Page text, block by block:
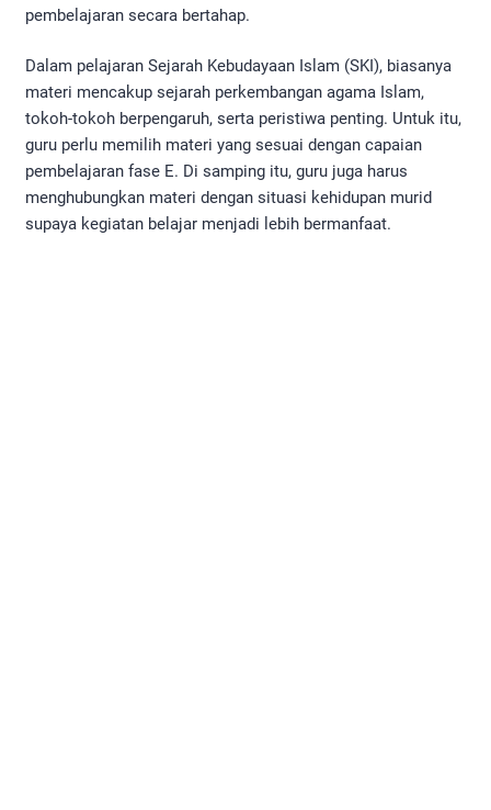
pembelajaran secara bertahap.
Dalam pelajaran Sejarah Kebudayaan Islam (SKI), biasanya
materi mencakup sejarah perkembangan agama Islam,
tokoh-tokoh berpengaruh, serta peristiwa penting. Untuk itu,
guru perlu memilih materi yang sesuai dengan capaian
pembelajaran fase E. Di samping itu, guru juga harus
menghubungkan materi dengan situasi kehidupan murid
supaya kegiatan belajar menjadi lebih bermanfaat.